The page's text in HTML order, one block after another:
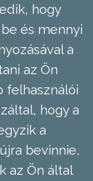
hogy
és mennyi
a
az Ön
felhasználói
hogy a
a
bevinnie,
az Ön által